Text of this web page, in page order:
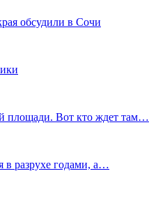
обсудили в Сочи
площади. Вот кто ждет там…
в разрухе годами, а…